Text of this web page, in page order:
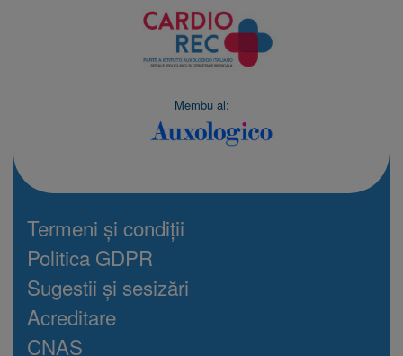
Membu al:
Termeni și condiții
Politica GDPR
Sugestii și sesizări
Acreditare
CNAS